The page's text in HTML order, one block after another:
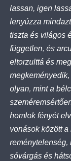
lassan, igen
lenyúzza
tiszta és világos
független, és
eltorzulttá és
olyan, mint a
homlok fényét
vonások között
reménytelenség,
sóvárgás és